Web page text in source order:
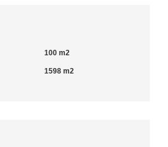
100 m2
1598 m2